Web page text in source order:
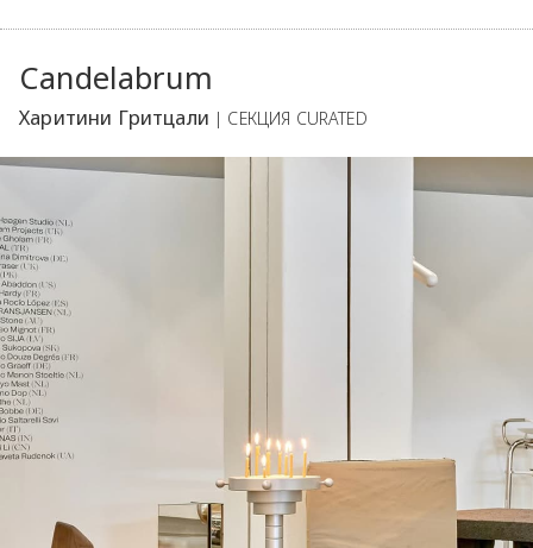
Candelabrum
Харитини Гритцали | СЕКЦИЯ CURATED